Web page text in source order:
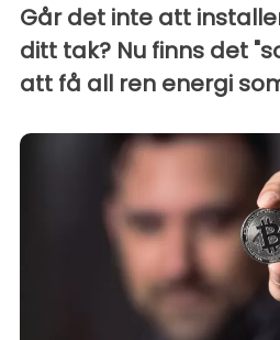
Går det inte att
ditt tak? Nu finns det
att få all ren energi